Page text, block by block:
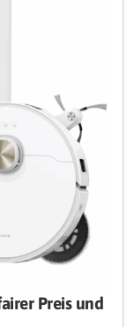
Preis und